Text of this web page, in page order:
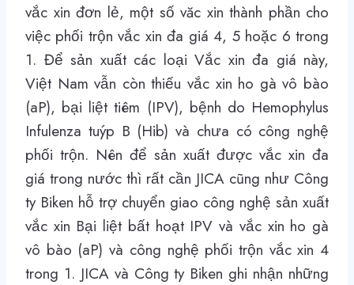
vắc xin đơn lẻ, một số văc xin thành phần cho
việc phối trộn vắc xin đa giá 4, 5 hoặc 6 trong
1. Để sản xuất các loại Vắc xin đa giá này,
Việt Nam vẫn còn thiếu vắc xin ho gà vô bào
(aP), bại liệt tiêm (IPV), bệnh do Hemophylus
Infulenza tuýp B (Hib) và chưa có công nghệ
phối trộn. Nên để sản xuất được vắc xin đa
giá trong nước thì rất cần JICA cũng như Công
ty Biken hỗ trợ chuyển giao công nghệ sản xuất
vắc xin Bại liệt bất hoạt IPV và vắc xin ho gà
vô bào (aP) và công nghệ phối trộn vắc xin 4
trong 1. JICA và Công ty Biken ghi nhận những